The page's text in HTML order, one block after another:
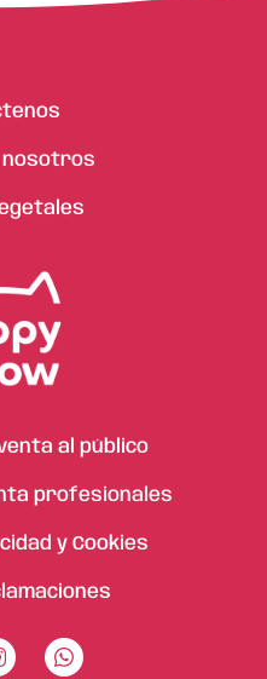
nosotros
al público
profesionales
y Cookies